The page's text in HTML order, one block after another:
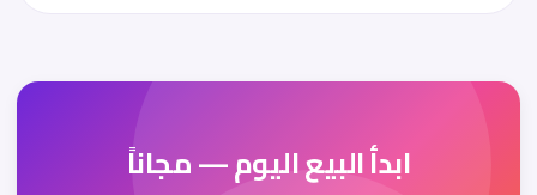
ابدأ البيع اليوم — مجاناً